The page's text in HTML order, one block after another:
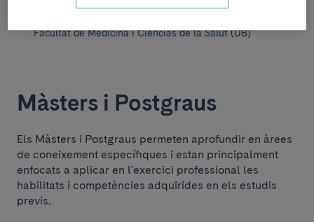
C/ Casanova 143. 08036 Barcelona
Facultat de Medicina i Cièncias de la Salut (UB)
Màsters i Postgraus
Els Màsters i Postgraus permeten aprofundir en àrees
de coneixement específiques i estan principalment
enfocats a aplicar en l'exercici professional les
habilitats i competències adquirides en els estudis
previs.